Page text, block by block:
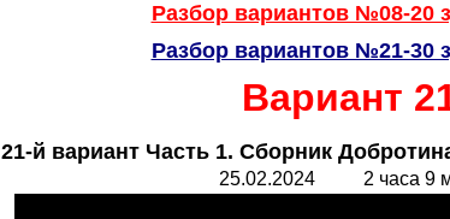
Разбор вариантов №08-20
Разбор вариантов №21-30
Вариант
21-й вариант Часть 1. Сборник
25.02.2024 2 часа 9